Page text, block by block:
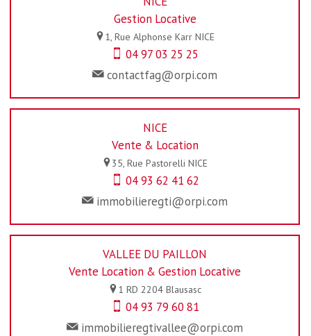
Gestion Locative
1, Rue Alphonse Karr NICE
04 97 03 25 25
contactfag@orpi.com
NICE
Vente & Location
35, Rue Pastorelli NICE
04 93 62 41 62
immobilieregti@orpi.com
VALLEE DU PAILLON
Vente Location & Gestion Locative
1 RD 2204 Blausasc
04 93 79 60 81
immobilieregtivallee@orpi.com